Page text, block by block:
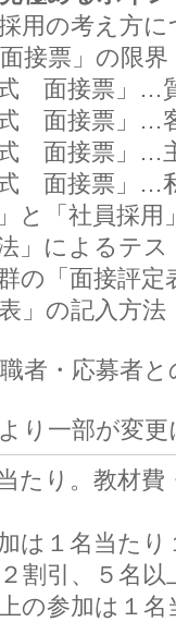
用の考え方
接票」の限界
式 面接票」…
式 面接票」…
式 面接票」…
式 面接票」…
と「社員採用
」によるテス
の「面接評定
」の記入方法
者・応募者
り一部が変
たり。教材費
は１名当たり
割引、５名
の参加は１